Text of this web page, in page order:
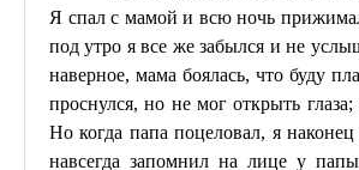
Я спал с мамой и всю ночь
под утро явсе же забылся и не
наверное, мама боялась, что буду
проснулся, но не мог открыть
Но когда папа поцеловал, янаконец
навсегда запомнил на лице у